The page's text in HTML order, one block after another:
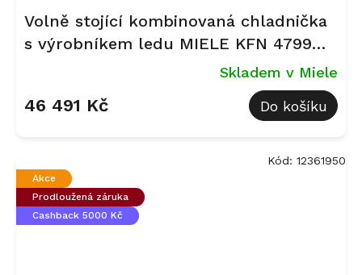
Volně stojící kombinovaná chladnička
s výrobníkem ledu MIELE KFN 4799
Skladem v Miele
46 491 Kč Do košíku
Akce
Prodloužená záruka
Cashback 5000 Kč
Kód: 12361950